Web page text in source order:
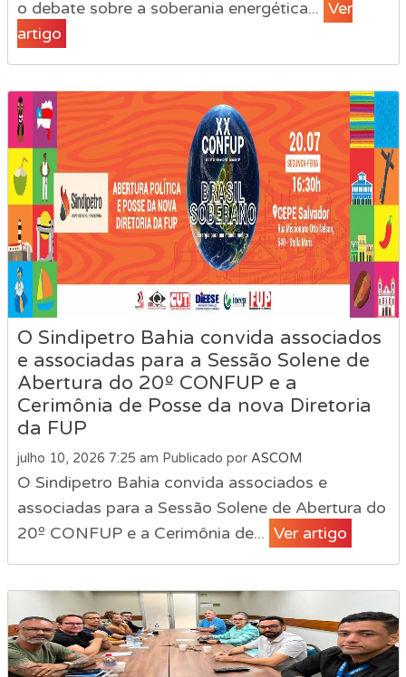
o debate sobre a soberania energética... Ver
artigo
O Sindipetro Bahia convida associados
e associadas para a Sessão Solene de
Abertura do 20º CONFUP e a
Cerimônia de Posse da nova Diretoria
da FUP
julho 10, 2026 7:25 am Publicado por ASCOM
O Sindipetro Bahia convida associados e
associadas para a Sessão Solene de Abertura do
20º CONFUP e a Cerimônia de... Ver artigo